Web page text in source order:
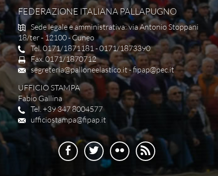
FEDERAZIONE ITALIANA PALLAPUGNO
Sede legale e amministrativa: via Antonio Stoppani
18/ter - 12100 - Cuneo
Tel. 0171/1871181 - 0171/1873390
Fax. 0171/1870712
segreteria@palloneelastico.it-fipap@pec.it
UFFICIO STAMPA
Fabio Gallina
Tel. +39 347 8004577
ufficiostampa@fipap.it